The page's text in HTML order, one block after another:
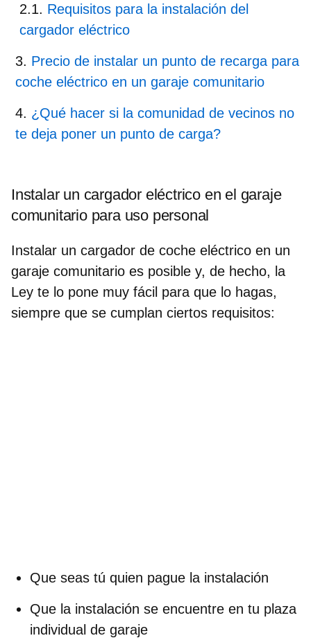
Requisitos para la instalación del
cargador eléctrico
Precio de instalar un punto de recarga para
coche eléctrico en un garaje comunitario
¿Qué hacer si la comunidad de vecinos no
te deja poner un punto de carga?
Instalar un cargador eléctrico en el garaje
comunitario para uso personal
Instalar un cargador de coche eléctrico en un
garaje comunitario es posible y, de hecho, la
Ley te lo pone muy fácil para que lo hagas,
siempre que se cumplan ciertos requisitos:
Que seas tú quien pague la instalación
Que la instalación se encuentre en tu plaza
individual de garaje